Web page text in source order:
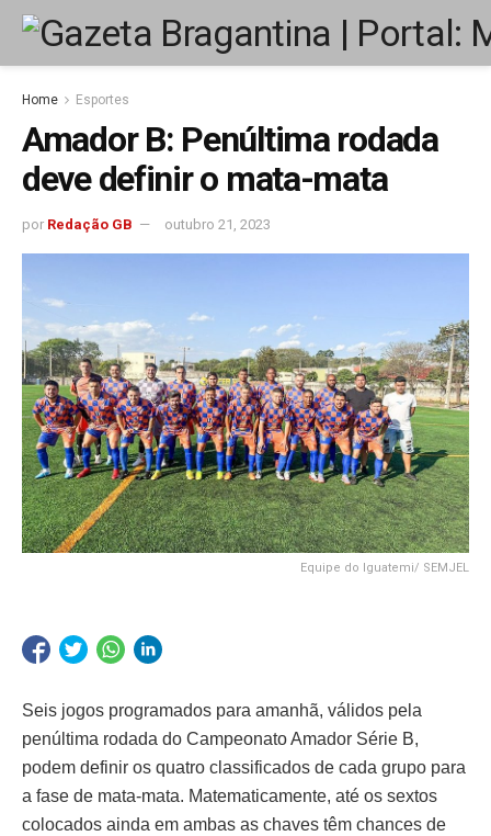
Home Esportes
Amador B: Penúltima rodada
deve definir o mata-mata
por Redação GB outubro 21, 2023
Equipe do Iguatemi/ SEMJEL
Seis jogos programados para amanhã, válidos pela
penúltima rodada do Campeonato Amador Série B,
podem definir os quatro classificados de cada grupo para
a fase de mata-mata. Matematicamente, até os sextos
colocados ainda em ambas as chaves têm chances de